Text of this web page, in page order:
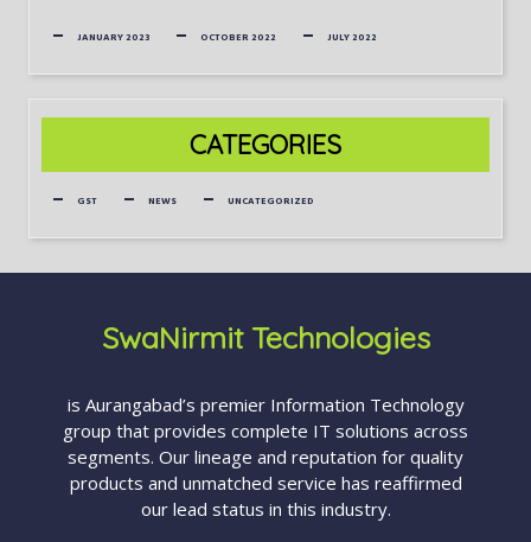
JANUARY 2023 OCTOBER 2022 JULY 2022
CATEGORIES
GST NEWS UNCATEGORIZED
SwaNirmit Technologies
is Aurangabad’s premier Information Technology
group that provides complete IT solutions across
segments. Our lineage and reputation for quality
products and unmatched service has reaffirmed
our lead status in this industry.